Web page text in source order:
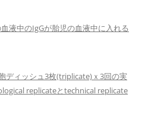
液中のIgGが胎児の血液中に入れる
ディッシュ3枚(triplicate)ｘ3回の実
replicateとtechnical replicate